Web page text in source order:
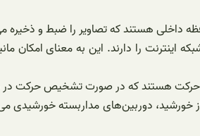
داخلی هستند که تصاویر را ضبط و ذخیره
اینترنت را دارند. این به معنای امکان
هستند که در صورت تشخیص حرکت در
خورشید، دوربین‌های مداربسته